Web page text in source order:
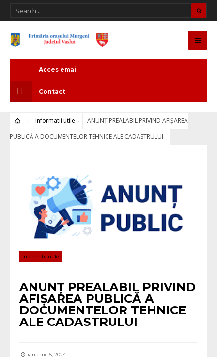
Acces email
Contact
Informatii utile
ANUNȚ PREALABIL PRIVIND AFIȘAREA
PUBLICĂ A DOCUMENTELOR TEHNICE ALE CADASTRULUI
Informatii utile
ANUNȚ PREALABIL PRIVIND
AFIȘAREA PUBLICĂ A
DOCUMENTELOR TEHNICE
ALE CADASTRULUI
ianuarie 5, 2024